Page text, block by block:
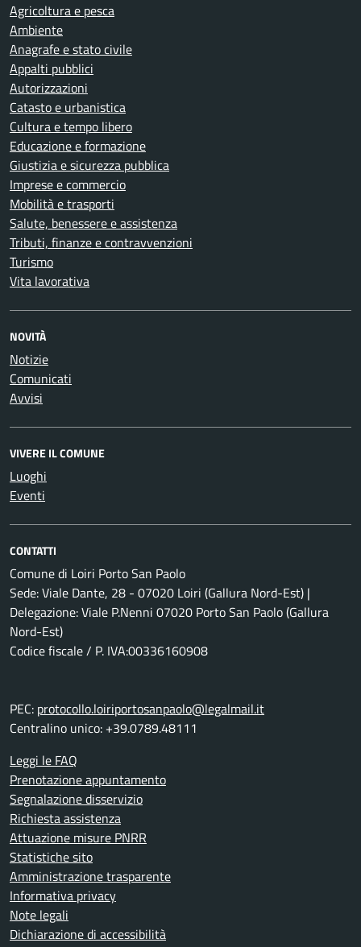
Agricoltura e pesca
Ambiente
Anagrafe e stato civile
Appalti pubblici
Autorizzazioni
Catasto e urbanistica
Cultura e tempo libero
Educazione e formazione
Giustizia e sicurezza pubblica
Imprese e commercio
Mobilità e trasporti
Salute, benessere e assistenza
Tributi, finanze e contravvenzioni
Turismo
Vita lavorativa
NOVITÀ
Notizie
Comunicati
Avvisi
VIVERE IL COMUNE
Luoghi
Eventi
CONTATTI
Comune di Loiri Porto San Paolo
Sede: Viale Dante, 28 - 07020 Loiri (Gallura Nord-Est) |
Delegazione: Viale P.Nenni 07020 Porto San Paolo (Gallura
Nord-Est)
Codice fiscale / P. IVA:00336160908
PEC: protocollo.loiriportosanpaolo@legalmail.it
Centralino unico: +39.0789.48111
Leggi le FAQ
Prenotazione appuntamento
Segnalazione disservizio
Richiesta assistenza
Attuazione misure PNRR
Statistiche sito
Amministrazione trasparente
Informativa privacy
Note legali
Dichiarazione di accessibilità